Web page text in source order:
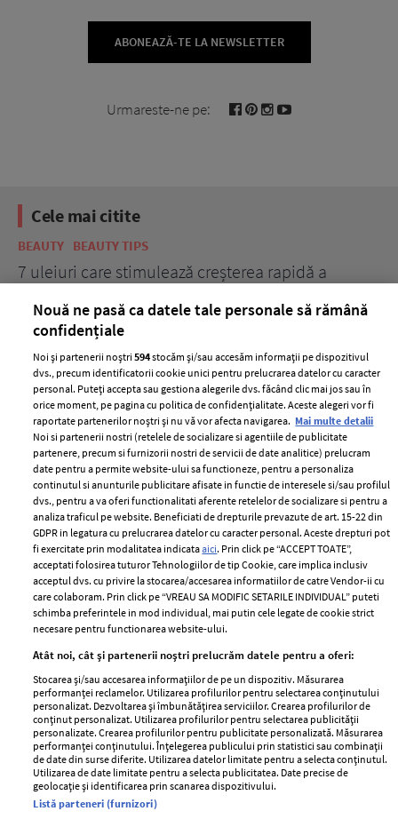
ABONEAZĂ-TE LA NEWSLETTER
Urmareste-ne pe:
Cele mai citite
BEAUTY BEAUTY TIPS
7 uleiuri care stimulează creșterea rapidă a
ELLE Style Awards
2024
Despre ELLE
Romania
Contact
Abonamente
Termeni si conditii
Politica de
confidențialitate
Politica de cookies
Publicitate
GSP
Unica
Baby
Retete
femei
Viva
Avantaje
Retete practice
Pariază responsabil! Decizia ONJN nr. 821/25.09.2025.
Jocurile de noroc sunt interzise minorilor.
Nouă ne pasă ca datele tale personale să rămână
confidențiale
Noi și partenerii noștri594stocăm și/sau accesăm informații pe dispozitivul
dvs., precum identificatorii cookie unici pentru prelucrarea datelor cu caracter
personal. Puteți accepta sau gestiona alegerile dvs. făcând clic mai jos sau în
orice moment, pe pagina cu politica de confidențialitate. Aceste alegeri vor fi
raportate partenerilor noștri și nu vă vor afecta navigarea. Mai multe detalii
Noi si partenerii nostri (retelele de socializare si agentiile de publicitate
partenere, precum si furnizorii nostri de servicii de date analitice) prelucram
date pentru a permite website-ului sa functioneze, pentru a personaliza
continutul si anunturile publicitare afisate in functie de interesele si/sau profilul
dvs., pentru a va oferi functionalitati aferente retelelor de socializare si pentru a
analiza traficul pe website. Beneficiati de drepturile prevazute de art. 15-22 din
GDPR in legatura cu prelucrarea datelor cu caracter personal. Aceste drepturi pot
fi exercitate prin modalitatea indicataaici. Prin click pe “ACCEPT TOATE”,
acceptati folosirea tuturor Tehnologiilor de tip Cookie, care implica inclusiv
acceptul dvs. cu privire la stocarea/accesarea informatiilor de catre Vendor-ii cu
care colaboram. Prin click pe “VREAU SA MODIFIC SETARILE INDIVIDUAL” puteti
schimba preferintele in mod individual, mai putin cele legate de cookie strict
necesare pentru functionarea website-ului.
Atât noi, cât și partenerii noștri prelucrăm datele pentru a oferi:
Stocarea și/sau accesarea informațiilor de pe un dispozitiv. Măsurarea
performanței reclamelor. Utilizarea profilurilor pentru selectarea conținutului
personalizat. Dezvoltarea și îmbunătățirea serviciilor. Crearea profilurilor de
conținut personalizat. Utilizarea profilurilor pentru selectarea publicității
personalizate. Crearea profilurilor pentru publicitate personalizată. Măsurarea
performanței conținutului. Înțelegerea publicului prin statistici sau combinații
de date din surse diferite. Utilizarea datelor limitate pentru a selecta conținutul.
Utilizarea de date limitate pentru a selecta publicitatea. Date precise de
geolocație și identificarea prin scanarea dispozitivului.
Listă parteneri (furnizori)